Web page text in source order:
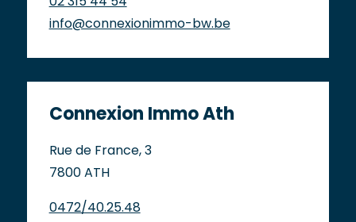
02 315 44 54
info@connexionimmo-bw.be
Connexion Immo Ath
Rue de France, 3
7800 ATH
0472/40.25.48